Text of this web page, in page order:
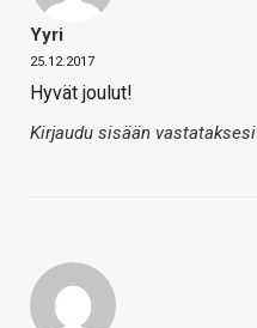
Yyri
25.12.2017
Hyvät joulut!
Kirjaudu sisään vastataksesi